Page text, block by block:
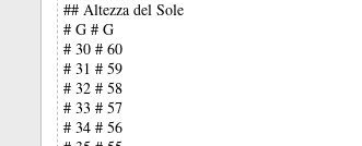
## Altezza del Sole
# G # G
# 30 # 60
# 31 # 59
# 32 # 58
# 33 # 57
# 34 # 56